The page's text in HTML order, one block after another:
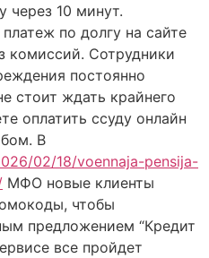
через 10 минут.
по долгу на сайте
комиссий. Сотрудники
постоянно
стоит ждать крайнего
оплатить ссуду онлайн
В
02/18/voennaja-pensija-
МФО новые клиенты
чтобы
предложением “Кредит
все пройдет